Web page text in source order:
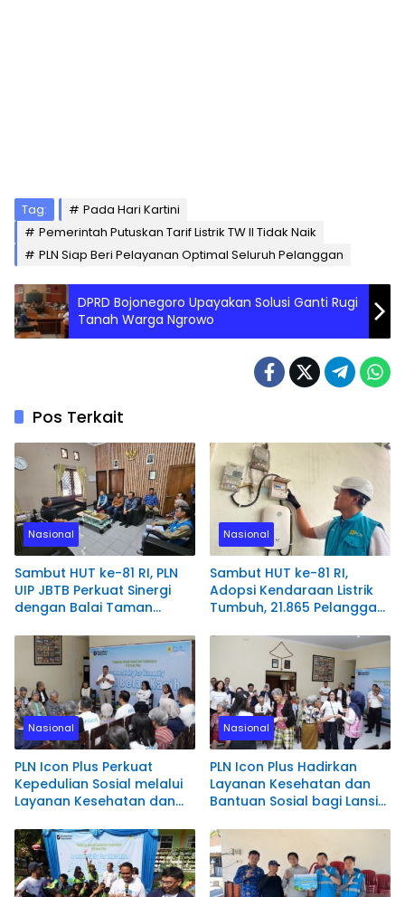
Tag:
Pada Hari Kartini
Pemerintah Putuskan Tarif Listrik TW II Tidak Naik
PLN Siap Beri Pelayanan Optimal Seluruh Pelanggan
DPRD Bojonegoro Upayakan Solusi Ganti Rugi
Tanah Warga Ngrowo
Pos Terkait
Nasional
Sambut HUT ke-81 RI, PLN
UIP JBTB Perkuat Sinergi
dengan Balai Taman
Kajian Rencana Proyek
SUTET 500 kV Paiton–
Watudodol/Kalipuro
Nasional
Sambut HUT ke-81 RI,
Adopsi Kendaraan Listrik
Tumbuh, 21.865 Pelanggan
Charging Services PLN
pada Semester I 2026
Nasional
PLN Icon Plus Perkuat
Kepedulian Sosial melalui
Layanan Kesehatan dan
bagi Lansia di Malang
Nasional
PLN Icon Plus Hadirkan
Layanan Kesehatan dan
Bantuan Sosial bagi Lansia
Malang